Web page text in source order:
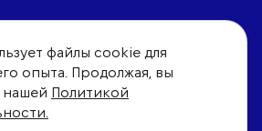
файлы cookie для
опыта. Продолжая, вы
нашей Политикой